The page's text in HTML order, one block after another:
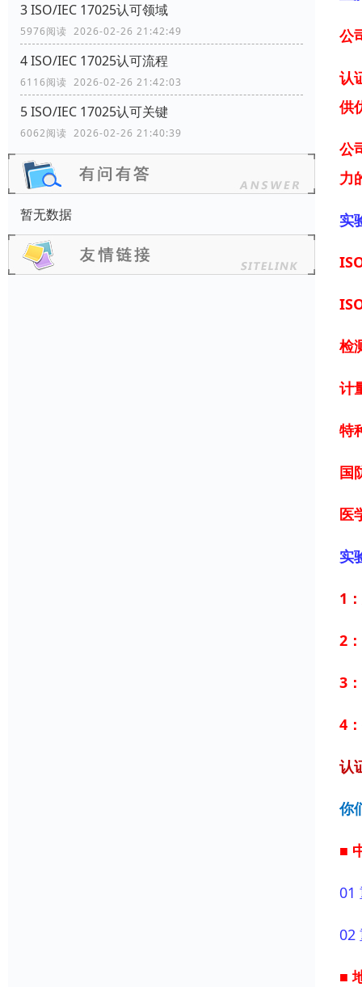
3 ISO/IEC 17025认可领域
5976阅读 2026-02-26 21:42:49
4 ISO/IEC 17025认可流程
6116阅读 2026-02-26 21:42:03
5 ISO/IEC 17025认可关键
6062阅读 2026-02-26 21:40:39
暂无数据
公
认
供
公
力
实
检
计
特
国
医
实
1
2
3
4
认
你
■
01
02
■